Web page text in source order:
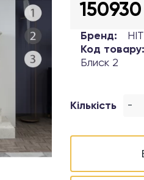
Бренд:
Код товару:
Блиск 2
Кількість -